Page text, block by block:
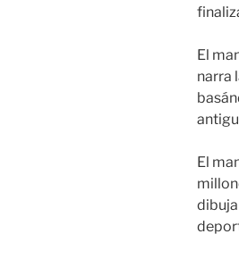
El
narra
El
dibuja